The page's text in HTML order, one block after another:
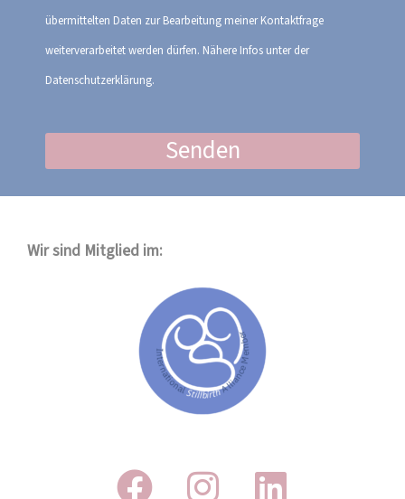
übermittelten Daten zur Bearbeitung meiner Kontaktfrage
weiterverarbeitet werden dürfen. Nähere Infos unter der
Datenschutzerklärung.
Senden
Wir sind Mitglied im: